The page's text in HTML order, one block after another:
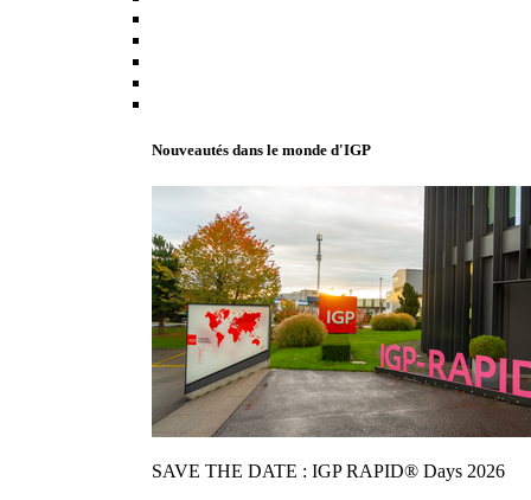
Nouveautés dans le monde d'IGP
SAVE THE DATE : IGP RAPID® Days 2026